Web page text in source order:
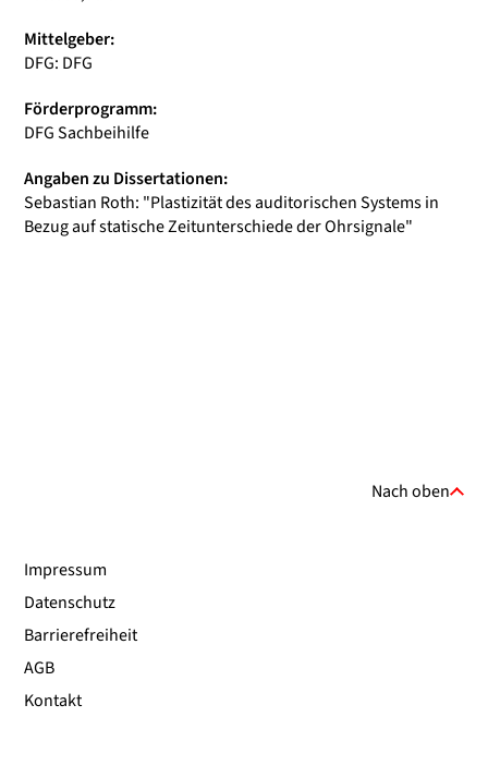
Mittelgeber:
DFG: DFG
Förderprogramm:
DFG Sachbeihilfe
Angaben zu Dissertationen:
Sebastian Roth: "Plastizität des auditorischen Systems in
Bezug auf statische Zeitunterschiede der Ohrsignale"
Nach oben
Impressum
Datenschutz
Barrierefreiheit
AGB
Kontakt